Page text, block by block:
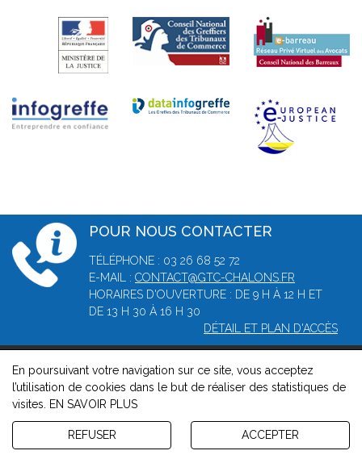
POUR NOUS CONTACTER
TÉLÉPHONE : 03 26 68 52 72
E-MAIL : CONTACT@GTC-CHALONS.FR
HORAIRES D'OUVERTURE : DE 9 H À 12 H ET
DE 13 H 30 À 16 H 30
DÉTAIL ET PLAN D'ACCÈS
© 2026, Greffe du tribunal de commerce de Châlons-en-
Champagne -Mentions légales- Contact-Gestion des cookies
- Politique de confidentialité et de cookies
Version : 1.8.1
En poursuivant votre navigation sur ce site, vous acceptez
l’utilisation de cookies dans le but de réaliser des statistiques de
visites.
EN SAVOIR PLUS
REFUSER ACCEPTER